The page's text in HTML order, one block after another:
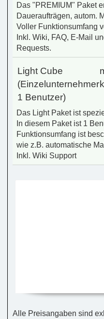
Das "PREMIUM" Paket
Daueraufträgen, autom.
Voller Funktionsumfang
Inkl. Wiki, FAQ, E-Mail
Requests.
Light Cube
(Einzelunternehmer
1 Benutzer)
Das Light Paket ist
In diesem Paket ist 1
Funktionsumfang ist
wie z.B. automatische
Inkl. Wiki Support
Alle Preisangaben sind